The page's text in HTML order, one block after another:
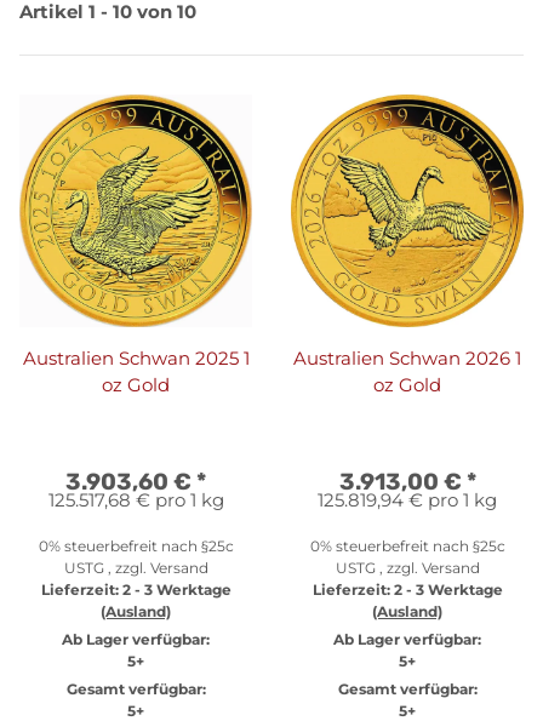
Artikel 1 - 10 von 10
Australien Schwan 2025 1
oz Gold
3.903,60 € *
125.517,68 € pro 1 kg
0% steuerbefreit nach §25c
USTG , zzgl. Versand
Lieferzeit: 2 - 3 Werktage
(Ausland)
Ab Lager verfügbar:
5+
Gesamt verfügbar:
5+
Australien Schwan 2026 1
oz Gold
3.913,00 € *
125.819,94 € pro 1 kg
0% steuerbefreit nach §25c
USTG , zzgl. Versand
Lieferzeit: 2 - 3 Werktage
(Ausland)
Ab Lager verfügbar:
5+
Gesamt verfügbar:
5+